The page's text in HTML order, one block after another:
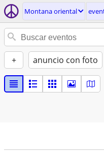
Montana oriental
+ anuncio con foto